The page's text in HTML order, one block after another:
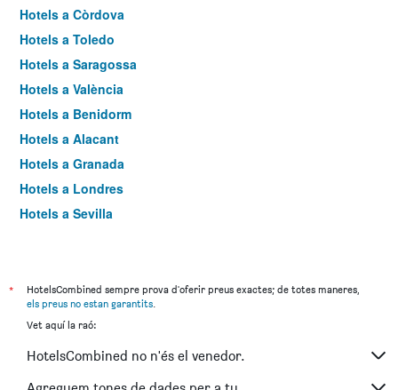
Hotels a Còrdova
Hotels a Toledo
Hotels a Saragossa
Hotels a València
Hotels a Benidorm
Hotels a Alacant
Hotels a Granada
Hotels a Londres
Hotels a Sevilla
*
HotelsCombined sempre prova d'oferir preus exactes; de totes maneres,
els preus no estan garantits.
Vet aquí la raó:
HotelsCombined no n'és el venedor.